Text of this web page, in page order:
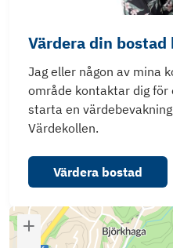
Värdera din
Jag eller någon av mina
område kontaktar dig för
starta en
Värdekollen.
Värdera bostad